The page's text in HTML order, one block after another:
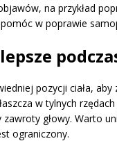
na przykład
w poprawie
pozycji ciała, aby
w tylnych
głowy. Warto
ograniczony.